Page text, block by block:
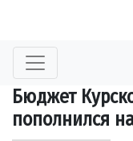
Бюджет
пополнился